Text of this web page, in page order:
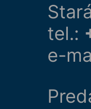
tel.:
e-